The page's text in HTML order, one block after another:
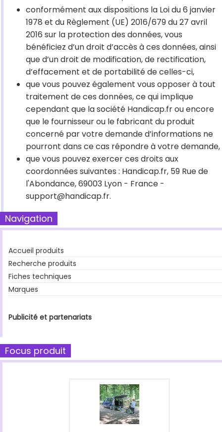
conformément aux dispositions la Loi du 6 janvier
1978 et du Règlement (UE) 2016/679 du 27 avril
2016 sur la protection des données, vous
bénéficiez d’un droit d’accès à ces données, ainsi
que d’un droit de modification, de rectification,
d’effacement et de portabilité de celles-ci,
que vous pouvez également vous opposer à tout
traitement de ces données, ce qui implique
cependant que la société Handicap.fr ou encore
que le fournisseur ou le fabricant du produit
concerné par votre demande d’informations ne
pourront dans ce cas répondre à votre demande,
que vous pouvez exercer ces droits aux
coordonnées suivantes : Handicap.fr, 59 Rue de
l'Abondance, 69003 Lyon - France -
support@handicap.fr.
Navigation
Accueil produits
Recherche produits
Fiches techniques
Marques
Publicité et partenariats
Focus produit